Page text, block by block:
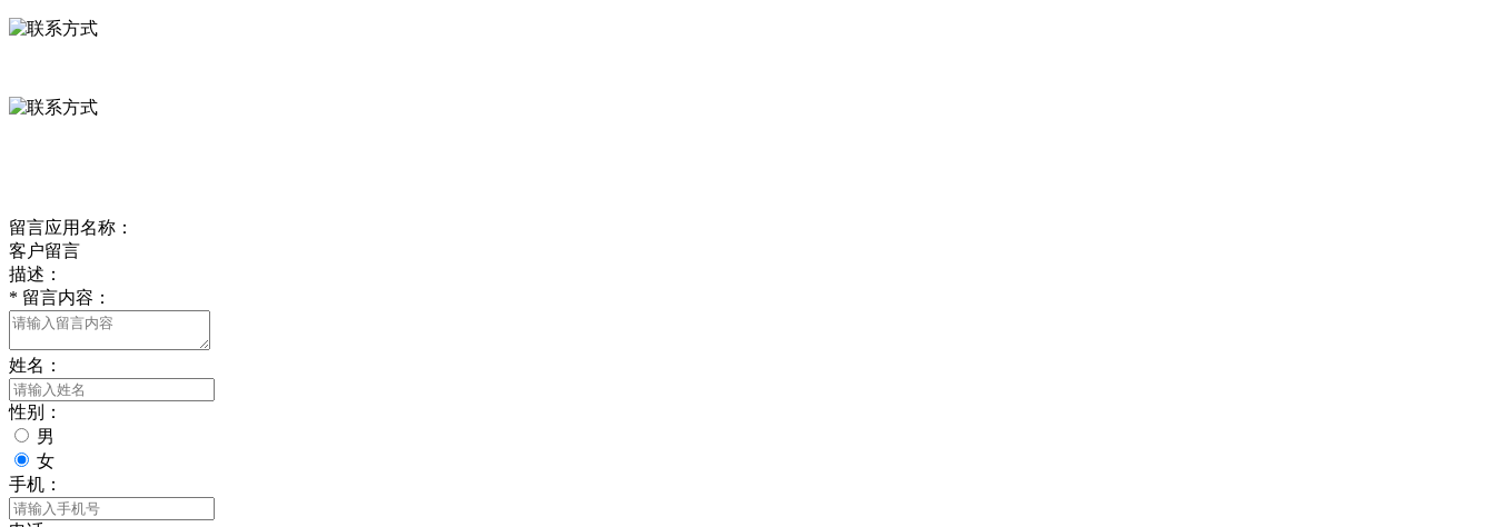
留言应用名称：
客户留言
描述：
* 留言内容：
姓名：
性别：
男
女
手机：